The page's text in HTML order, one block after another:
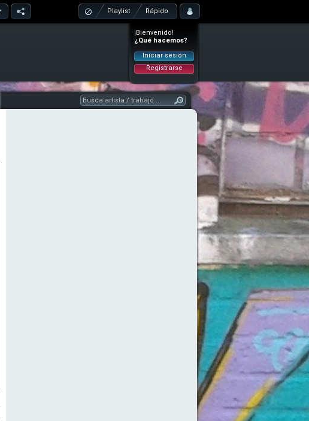
Playlist Rápido
¡Bienvenido!
¿Qué hacemos?
Iniciar sesión
Registrarse